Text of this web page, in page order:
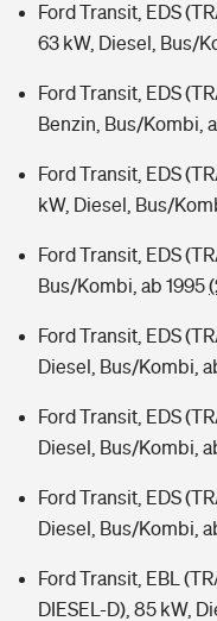
Ford Transit, EDS
63 kW, Diesel, Bus/
Ford Transit, EDS
Benzin, Bus/Kombi,
Ford Transit, EDS
kW, Diesel, Bus/
Ford Transit, EDS
Bus/Kombi, ab 1995
Ford Transit, EDS
Diesel, Bus/Kombi,
Ford Transit, EDS
Diesel, Bus/Kombi,
Ford Transit, EDS
Diesel, Bus/Kombi,
Ford Transit, EBL
DIESEL-D), 85 kW,